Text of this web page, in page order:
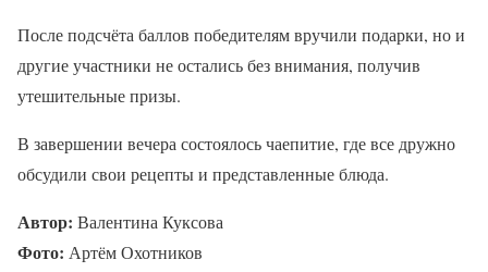
После подсчёта баллов победителям вручили подарки, но и
другие участники не остались без внимания, получив
утешительные призы.
В завершении вечера состоялось чаепитие, где все дружно
обсудили свои рецепты и представленные блюда.
Автор: Валентина Куксова
Фото: Артём Охотников